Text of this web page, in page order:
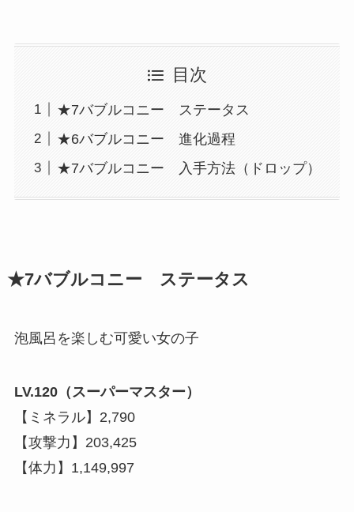
目次
★7バブルコニー ステータス
★6バブルコニー 進化過程
★7バブルコニー 入手方法（ドロップ）
★7バブルコニー ステータス
泡風呂を楽しむ可愛い女の子
LV.120（スーパーマスター）
【ミネラル】2,790
【攻撃力】203,425
【体力】1,149,997